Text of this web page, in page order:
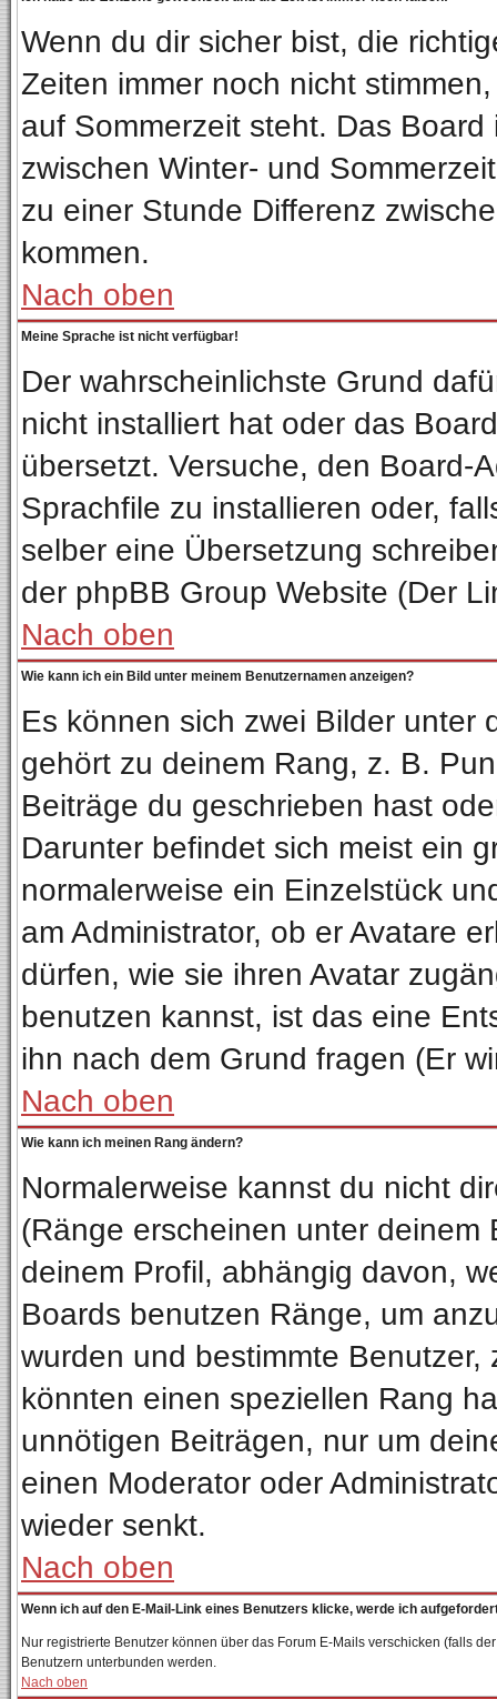
Wenn du dir sicher bist, die
Zeiten immer noch nicht
auf Sommerzeit steht. Das
zwischen Winter- und
zu einer Stunde Differenz
kommen.
Nach oben
Meine Sprache ist nicht verfügbar!
Der wahrscheinlichste Grund
nicht installiert hat oder das
übersetzt. Versuche, den Board-
Sprachfile zu installieren oder,
selber eine Übersetzung
der phpBB Group Website (Der
Nach oben
Wie kann ich ein Bild unter meinem Benutzernamen anzeigen?
Es können sich zwei Bilder unter
gehört zu deinem Rang, z. B.
Beiträge du geschrieben hast
Darunter befindet sich meist ein
normalerweise ein Einzelstück
am Administrator, ob er Avatare
dürfen, wie sie ihren Avatar
benutzen kannst, ist das eine
ihn nach dem Grund fragen (Er
Nach oben
Wie kann ich meinen Rang ändern?
Normalerweise kannst du nicht
(Ränge erscheinen unter
deinem Profil, abhängig davon,
Boards benutzen Ränge, um
wurden und bestimmte
könnten einen speziellen Rang
unnötigen Beiträgen, nur um
einen Moderator oder
wieder senkt.
Nach oben
Wenn ich auf den E-Mail-Link eines Benutzers klicke, werde ich
Nur registrierte Benutzer können über das Forum E-Mails verschicken (falls
Benutzern unterbunden werden.
Nach oben